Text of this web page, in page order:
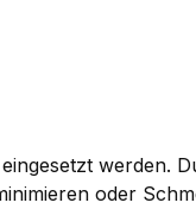
werden.
oder